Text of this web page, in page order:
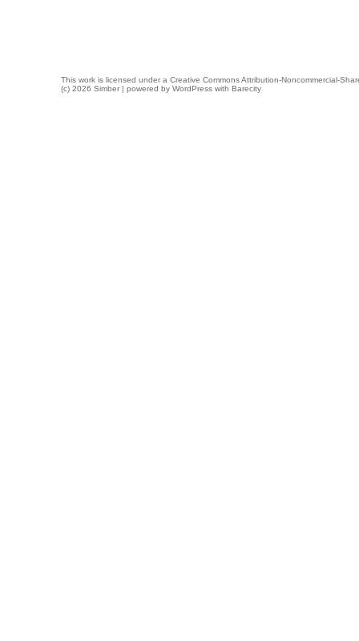
This work is licensed under a Creative Commons Attribution-Noncommercial-
(c) 2026 Simber | powered by WordPress with Barecity